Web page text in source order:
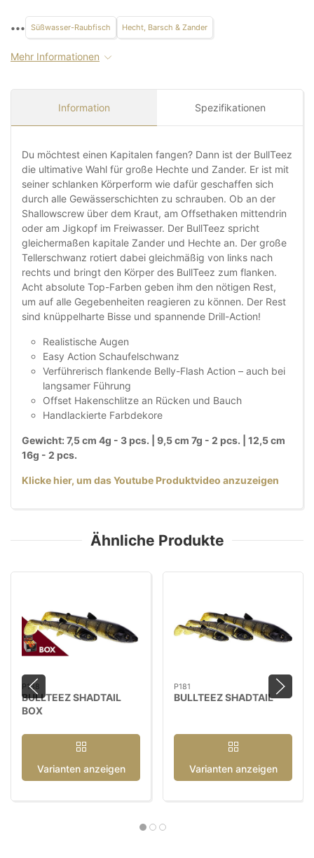
••• Süßwasser-Raubfisch Hecht, Barsch & Zander
Mehr Informationen
Information Spezifikationen
Du möchtest einen Kapitalen fangen? Dann ist der BullTeez
die ultimative Wahl für große Hechte und Zander. Er ist mit
seiner schlanken Körperform wie dafür geschaffen sich
durch alle Gewässerschichten zu schrauben. Ob an der
Shallowscrew über dem Kraut, am Offsethaken mittendrin
oder am Jigkopf im Freiwasser. Der BullTeez spricht
gleichermaßen kapitale Zander und Hechte an. Der große
Tellerschwanz rotiert dabei gleichmäßig von links nach
rechts und bringt den Körper des BullTeez zum flanken.
Acht absolute Top-Farben geben ihm den nötigen Rest,
um auf alle Gegebenheiten reagieren zu können. Der Rest
sind knüppelharte Bisse und spannende Drill-Action!
Realistische Augen
Easy Action Schaufelschwanz
Verführerisch flankende Belly-Flash Action – auch bei
langsamer Führung
Offset Hakenschlitze an Rücken und Bauch
Handlackierte Farbdekore
Gewicht: 7,5 cm 4g - 3 pcs. | 9,5 cm 7g - 2 pcs. | 12,5 cm
16g - 2 pcs.
Klicke hier, um das Youtube Produktvideo anzuzeigen
Ähnliche Produkte
P138
BULLTEEZ SHADTAIL
BOX
Varianten anzeigen
P181
BULLTEEZ SHADTAIL
Varianten anzeigen